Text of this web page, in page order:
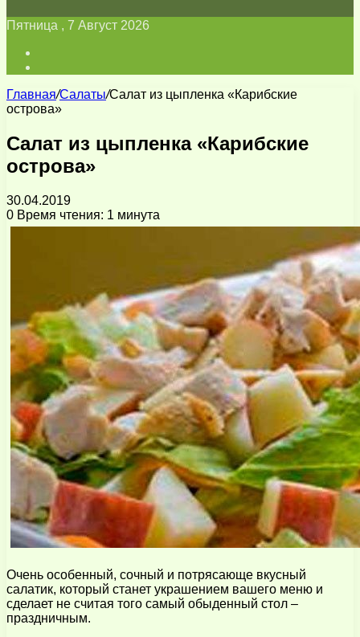
Пятница , 7 Август 2026
Главная/Салаты/Салат из цыпленка «Карибские
острова»
Салат из цыпленка «Карибские
острова»
30.04.2019
0 Время чтения: 1 минута
Очень особенный, сочный и потрясающе вкусный
салатик, который станет украшением вашего меню и
сделает не считая того самый обыденный стол –
праздничным.